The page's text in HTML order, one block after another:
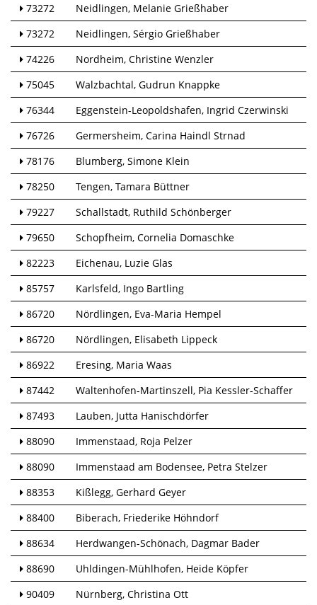
73272
Neidlingen Melanie Grießhaber
73272
Neidlingen Sérgio Grießhaber
74226
Nordheim Christine Wenzler
75045
Walzbachtal Gudrun Knappke
76344
Eggenstein-Leopoldshafen Ingrid Czerwinski
76726
Germersheim Carina Haindl Strnad
78176
Blumberg Simone Klein
78250
Tengen Tamara Büttner
79227
Schallstadt Ruthild Schönberger
79650
Schopfheim Cornelia Domaschke
82223
Eichenau Luzie Glas
85757
Karlsfeld Ingo Bartling
86720
Nördlingen Eva-Maria Hempel
86720
Nördlingen Elisabeth Lippeck
86922
Eresing Maria Waas
87442
Waltenhofen-Martinszell Pia Kessler-Schaffer
87493
Lauben Jutta Hanischdörfer
88090
Immenstaad Roja Pelzer
88090
Immenstaad am Bodensee Petra Stelzer
88353
Kißlegg Gerhard Geyer
88400
Biberach Friederike Höhndorf
88634
Herdwangen-Schönach Dagmar Bader
88690
Uhldingen-Mühlhofen Heide Köpfer
90409
Nürnberg Christina Ott